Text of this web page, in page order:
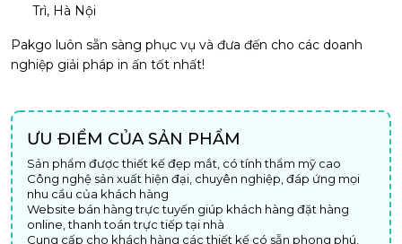
Trì, Hà Nội
Pakgo luôn sẵn sàng phục vụ và đưa đến cho các doanh
nghiệp giải pháp in ấn tốt nhất!
ƯU ĐIỂM CỦA SẢN PHẨM
Sản phẩm được thiết kế đẹp mắt, có tính thẩm mỹ cao
Công nghệ sản xuất hiện đại, chuyên nghiệp, đáp ứng mọi
nhu cầu của khách hàng
Website bán hàng trực tuyến giúp khách hàng đặt hàng
online, thanh toán trực tiếp tại nhà
Cung cấp cho khách hàng các thiết kế có sẵn phong phú,